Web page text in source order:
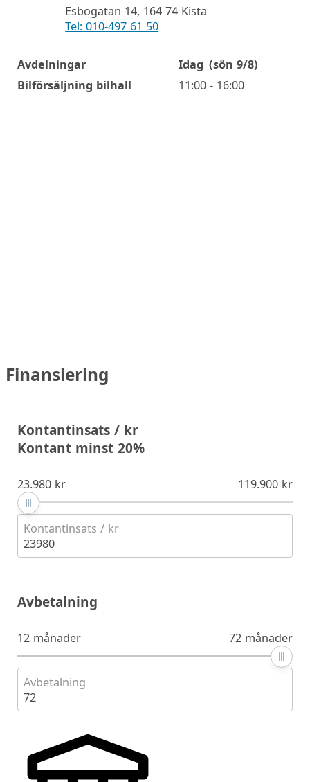
Esbogatan 14, 164 74 Kista
Tel: 010-497 61 50
Öppettider
Avdelningar Idag (sön 9/8)
Bilförsäljning bilhall
11:00 - 16:00
Finansiering
Kontantinsats / kr
Kontant minst 20%
23.980 kr 119.900 kr
Kontantinsats / kr
23980
Avbetalning
12 månader 72 månader
Avbetalning
72